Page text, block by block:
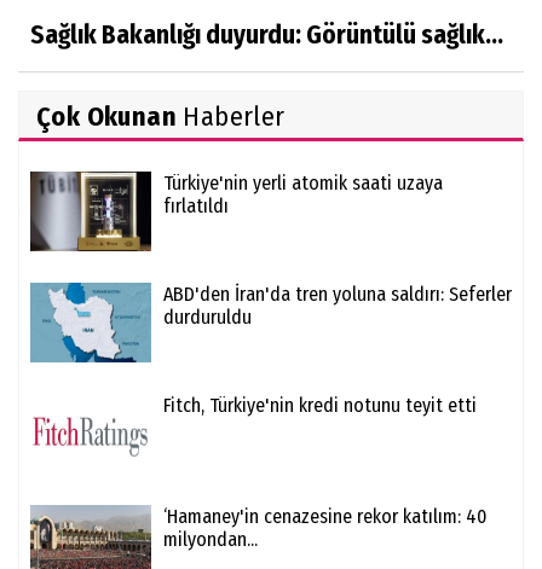
Sağlık Bakanlığı duyurdu: Görüntülü sağlık...
Çok Okunan Haberler
Türkiye'nin yerli atomik saati uzaya
fırlatıldı
ABD'den İran'da tren yoluna saldırı: Seferler
durduruldu
Fitch, Türkiye'nin kredi notunu teyit etti
‘Hamaney'in cenazesine rekor katılım: 40
milyondan...